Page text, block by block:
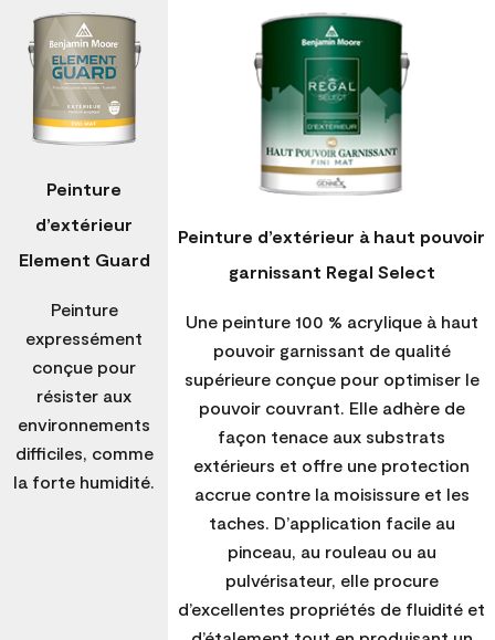
Peinture
d’extérieur
Element Guard
Peinture
expressément
conçue pour
résister aux
environnements
difficiles, comme
la forte humidité.
Peinture d’extérieur à haut pouvoir
garnissant Regal Select
Une peinture 100 % acrylique à haut
pouvoir garnissant de qualité
supérieure conçue pour optimiser le
pouvoir couvrant. Elle adhère de
façon tenace aux substrats
extérieurs et offre une protection
accrue contre la moisissure et les
taches. D’application facile au
pinceau, au rouleau ou au
pulvérisateur, elle procure
d’excellentes propriétés de fluidité et